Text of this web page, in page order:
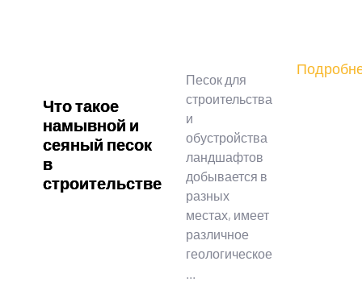
Что такое
намывной и
сеяный песок
в
строительстве
Песок для
строительства
и
обустройства
ландшафтов
добывается в
разных
местах, имеет
различное
геологическое